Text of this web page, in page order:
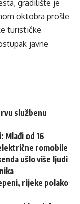
gradilište je
oktobra prošle
turističke
javne
službenu
Mlađi od 16
romobile
ušlo više ljudi
rijeke polako